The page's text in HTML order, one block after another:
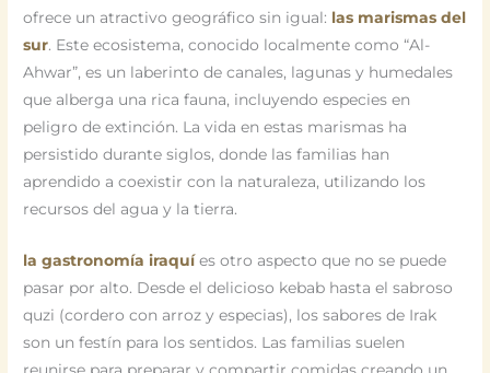
ofrece un atractivo geográfico sin igual: las marismas del
sur. Este ecosistema, conocido localmente como “Al-
Ahwar”, es un laberinto de canales, lagunas y humedales
que alberga una rica fauna, incluyendo especies en
peligro de extinción. La vida en estas marismas ha
persistido durante siglos, donde las familias han
aprendido a coexistir con la naturaleza, utilizando los
recursos del agua y la tierra.
la gastronomía iraquíes otro aspecto que no se puede
pasar por alto. Desde el delicioso kebab hasta el sabroso
quzi (cordero con arroz y especias), los sabores de Irak
son un festín para los sentidos. Las familias suelen
reunirse para preparar y compartir comidas creando un